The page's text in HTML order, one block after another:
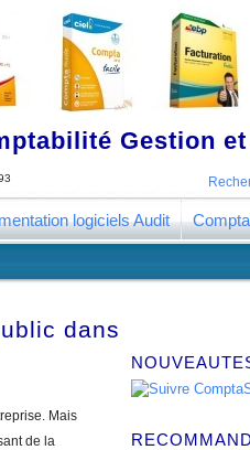
Gestion
logiciels Audit
dans
Mais
de la